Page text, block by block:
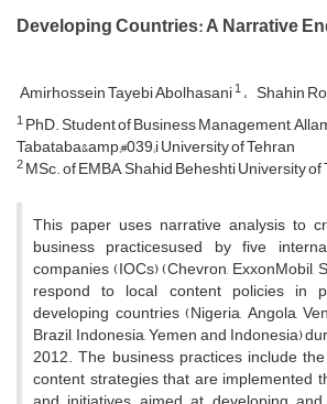
Developing Countries: A Narrative
Amirhossein Tayebi Abolhasani1 Shahin
1PhD. Student of Business Management,
Tabataba&amp;#039;i University of Tehran
2MSc. of EMBA, Shahid Beheshti University of
This paper uses narrative analysis to
business practicesused by five
companies (IOCs) (Chevron, ExxonMobil,
respond to local content policies in
developing countries (Nigeria, Angola,
Brazil, Indonesia, Yemen and Indonesia)
2012. The business practices include
content strategies that are implemented